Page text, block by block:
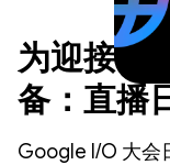
为迎接
备：直播
Google I/O 大会